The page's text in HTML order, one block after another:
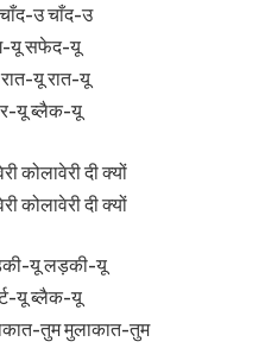
उ चाँद-उ
यू सफेद-यू
यू रात-यू
यू ब्लैक-यू
कोलावेरी दी क्यों
कोलावेरी दी क्यों
यू लड़की-यू
यू ब्लैक-यू
तुम मुलाकात-तुम